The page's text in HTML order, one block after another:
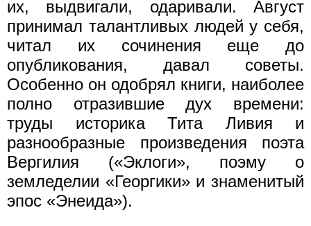
их, выдвигали, одаривали. Август
принимал талантливых людей у себя,
читал их сочинения еще до
опубликования, давал советы.
Особенно он одобрял книги, наиболее
полно отразившие дух времени:
труды историка Тита Ливия и
разнообразные произведения поэта
Вергилия («Эклоги», поэму о
земледелии «Георгики» и знаменитый
эпос «Энеида»).